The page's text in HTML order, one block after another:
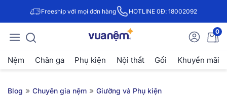
Freeship với mọi đơn hàng HOTLINE 0Đ: 18002092
0
Nệm Chăn ga Phụ kiện Nội thất Gối Khuyến mãi
Blog » Chuyên gia nệm » Giường và Phụ kiện